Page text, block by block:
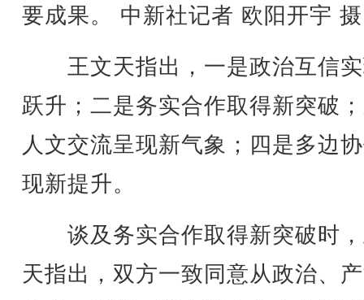
要成果。 中新社记者 欧阳开宇 摄
王文天指出，一是政治互信
跃升；二是务实合作取得新突破
人文交流呈现新气象；四是多边
现新提升。
谈及务实合作取得新突破时
天指出，双方一致同意从政治、